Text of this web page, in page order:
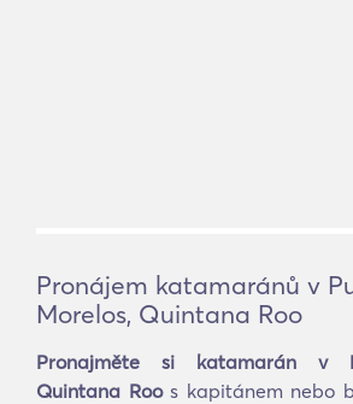
Pronájem katamaránů v
Morelos, Quintana Roo
Pronajměte si katamarán v
Quintana Roos kapitánem nebo